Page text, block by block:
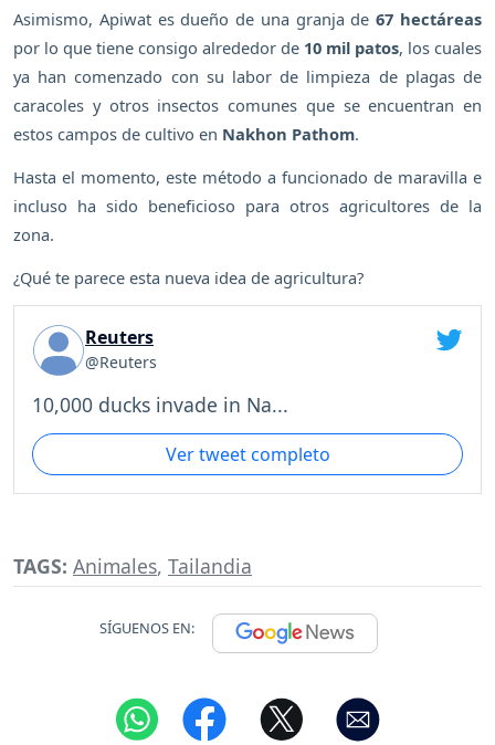
Asimismo, Apiwat es dueño de una granja de67 hectáreas
por lo que tiene consigo alrededor de 10 mil patos, los cuales
ya han comenzado con su labor de limpieza de plagas de
caracoles y otros insectos comunes que se encuentran en
estos campos de cultivo en Nakhon Pathom.
Hasta el momento, este método a funcionado de maravilla e
incluso ha sido beneficioso para otros agricultores de la
zona.
¿Qué te parece esta nueva idea de agricultura?
Reuters
@Reuters
10,000 ducks invade in Na...
Ver tweet completo
TAGS: Animales, Tailandia
SÍGUENOS EN: